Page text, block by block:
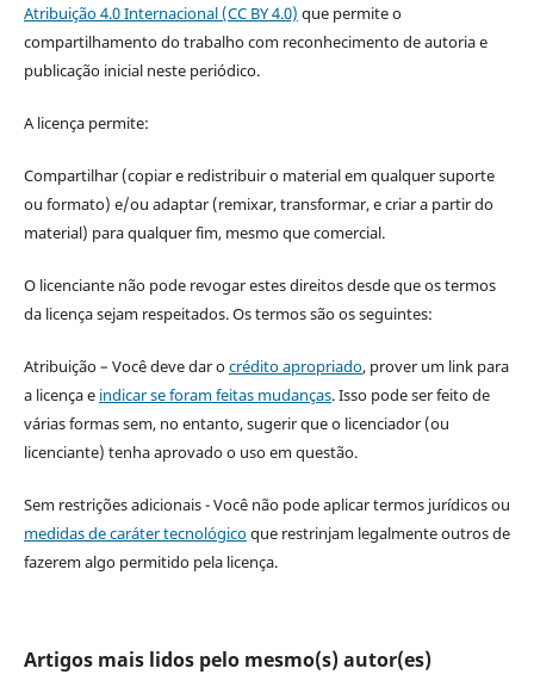
Atribuição 4.0 Internacional (CC BY 4.0) que permite o
compartilhamento do trabalho com reconhecimento de autoria e
publicação inicial neste periódico.
A licença permite:
Compartilhar (copiar e redistribuir o material em qualquer suporte
ou formato) e/ou adaptar (remixar, transformar, e criar a partir do
material) para qualquer fim, mesmo que comercial.
O licenciante não pode revogar estes direitos desde que os termos
da licença sejam respeitados. Os termos são os seguintes:
Atribuição – Você deve dar ocrédito apropriado, prover um link para
a licença e indicar se foram feitas mudanças. Isso pode ser feito de
várias formas sem, no entanto, sugerir que o licenciador (ou
licenciante) tenha aprovado o uso em questão.
Sem restrições adicionais - Você não pode aplicar termos jurídicos ou
medidas de caráter tecnológicoque restrinjam legalmente outros de
fazerem algo permitido pela licença.
Artigos mais lidos pelo mesmo(s) autor(es)